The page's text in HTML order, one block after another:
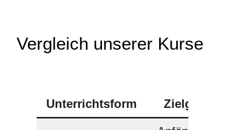
Vergleich unserer Kurse
Unterrichtsform